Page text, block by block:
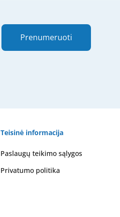
Prenumeruoti
Teisinė informacija
Paslaugų teikimo sąlygos
Privatumo politika